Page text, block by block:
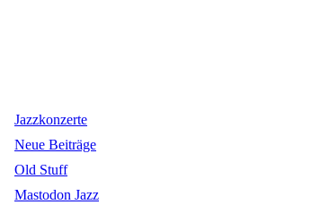
Jazzkonzerte
Neue Beiträge
Old Stuff
Mastodon Jazz